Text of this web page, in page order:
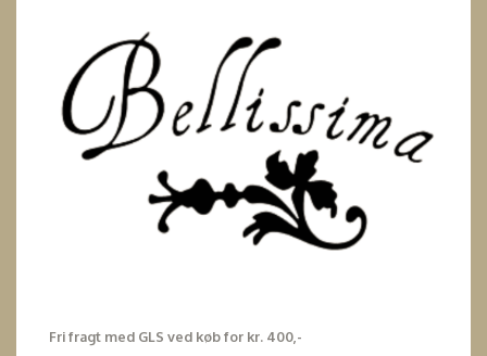
Fri fragt med GLS ved køb for kr. 400,-